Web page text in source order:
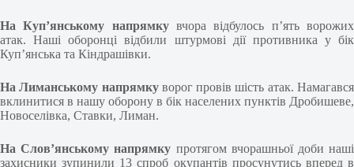
На Куп’янському напрямкувчора відбулось п’ять ворожих
атак. Наші оборонці відбили штурмові дії противника у бік
Куп’янська та Кіндрашівки.
На Лиманському напрямкуворог провів шість атак. Намагався
вклинитися в нашу оборону в бік населених пунктів Дробишеве,
Новоселівка, Ставки, Лиман.
На Слов’янському напрямку протягом вчорашньої доби наші
захисники зупинили 13 спроб окупантів просунутись вперед в